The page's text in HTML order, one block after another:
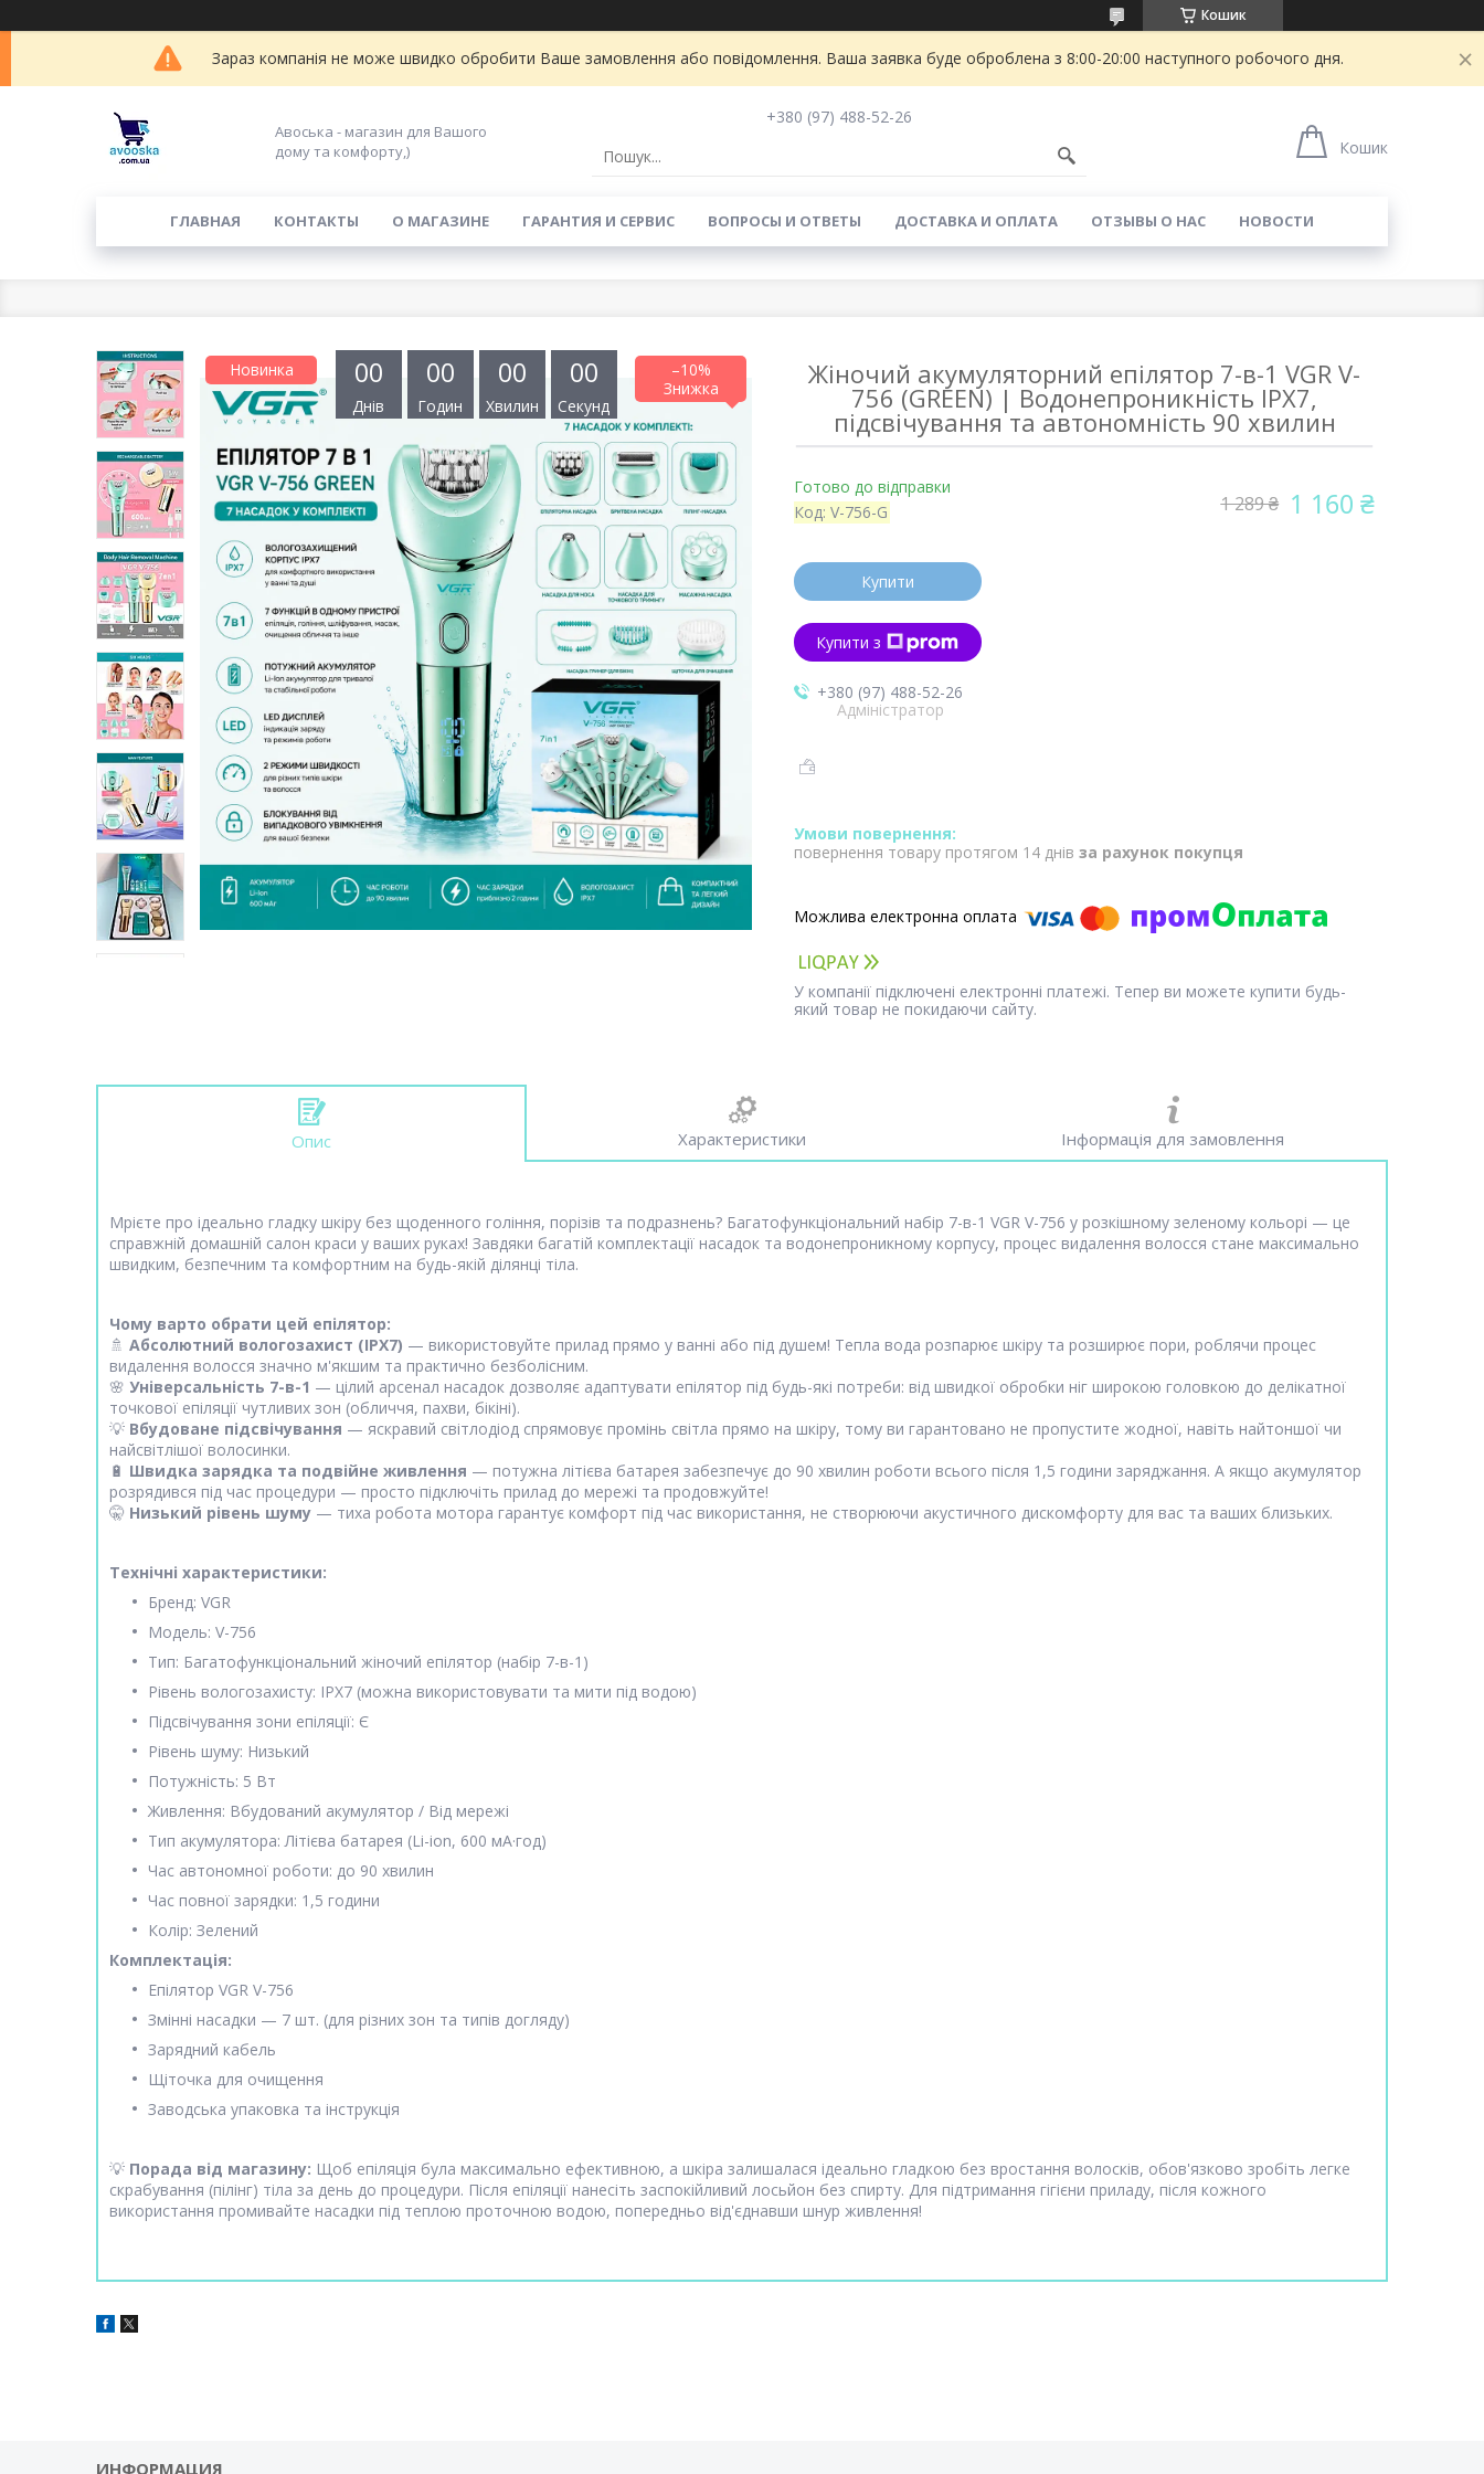
Кошик
Зараз компанія не може швидко обробити Ваше замовлення або повідомлення. Ваша заявка буде оброблена з 8:00-20:00 наступного робочого дня.
Авоська - магазин для Вашого
дому та комфорту,)
+380 (97) 488-52-26
Кошик
ГЛАВНАЯ КОНТАКТЫ О МАГАЗИНЕ ГАРАНТИЯ И СЕРВИС ВОПРОСЫ И ОТВЕТЫ ДОСТАВКА И ОПЛАТА ОТЗЫВЫ О НАС НОВОСТИ
Новинка –10%
00
Днів
00
Годин
00
Хвилин
00
Секунд
Жіночий акумуляторний епілятор 7-в-1 VGR V-
756 (GREEN) | Водонепроникність IPX7,
підсвічування та автономність 90 хвилин
Готово до відправки
Код: V-756-G 1 289 ₴ 1 160 ₴
Купити
Купити з
+380 (97) 488-52-26
Адміністратор
повернення товару протягом 14 днів за рахунок покупця
У компанії підключені електронні платежі. Тепер ви можете купити будь-
який товар не покидаючи сайту.
Опис Характеристики Інформація для замовлення
Мрієте про ідеально гладку шкіру без щоденного гоління, порізів та подразнень? Багатофункціональний набір 7-в-1 VGR V-756 у розкішному зеленому кольорі — це
справжній домашній салон краси у ваших руках! Завдяки багатій комплектації насадок та водонепроникному корпусу, процес видалення волосся стане максимально
швидким, безпечним та комфортним на будь-якій ділянці тіла.
Чому варто обрати цей епілятор:
🚿 Абсолютний вологозахист (IPX7) — використовуйте прилад прямо у ванні або під душем! Тепла вода розпарює шкіру та розширює пори, роблячи процес
видалення волосся значно м'якшим та практично безболісним.
🌸 Універсальність 7-в-1 — цілий арсенал насадок дозволяє адаптувати епілятор під будь-які потреби: від швидкої обробки ніг широкою головкою до делікатної
точкової епіляції чутливих зон (обличчя, пахви, бікіні).
💡 Вбудоване підсвічування — яскравий світлодіод спрямовує промінь світла прямо на шкіру, тому ви гарантовано не пропустите жодної, навіть найтоншої чи
найсвітлішої волосинки.
🔋 Швидка зарядка та подвійне живлення — потужна літієва батарея забезпечує до 90 хвилин роботи всього після 1,5 години заряджання. А якщо акумулятор
розрядився під час процедури — просто підключіть прилад до мережі та продовжуйте!
🤫 Низький рівень шуму — тиха робота мотора гарантує комфорт під час використання, не створюючи акустичного дискомфорту для вас та ваших близьких.
Технічні характеристики:
Бренд: VGR
Модель: V-756
Тип: Багатофункціональний жіночий епілятор (набір 7-в-1)
Рівень вологозахисту: IPX7 (можна використовувати та мити під водою)
Підсвічування зони епіляції: Є
Рівень шуму: Низький
Потужність: 5 Вт
Живлення: Вбудований акумулятор / Від мережі
Тип акумулятора: Літієва батарея (Li-ion, 600 мА·год)
Час автономної роботи: до 90 хвилин
Час повної зарядки: 1,5 години
Колір: Зелений
Комплектація:
Епілятор VGR V-756
Змінні насадки — 7 шт. (для різних зон та типів догляду)
Зарядний кабель
Щіточка для очищення
Заводська упаковка та інструкція
💡 Порада від магазину: Щоб епіляція була максимально ефективною, а шкіра залишалася ідеально гладкою без вростання волосків, обов'язково зробіть легке
скрабування (пілінг) тіла за день до процедури. Після епіляції нанесіть заспокійливий лосьйон без спирту. Для підтримання гігієни приладу, після кожного
використання промивайте насадки під теплою проточною водою, попередньо від'єднавши шнур живлення!
ИНФОРМАЦИЯ